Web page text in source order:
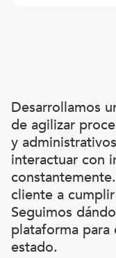
Desarrollamos
de agilizar
y
interactuar con
cliente a
Seguimos
plataforma para
estado.